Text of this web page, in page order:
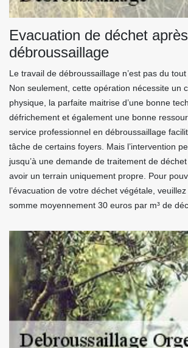
Evacuation de déchet
débroussaillage
Le travail de débroussaillage n’est pas du
Non seulement, cette opération nécessite un
physique, la parfaite maitrise d’une bonne
défrichement et également une bonne
service professionnel en débroussaillage
tâche de certains foyers. Mais l’intervention
jusqu’à une demande de traitement de
avoir un terrain uniquement propre. Pour
l’évacuation de votre déchet végétale,
somme moyennement 30 euros par m³ de